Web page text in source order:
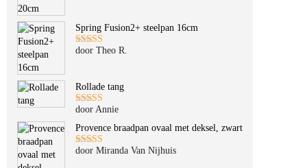
Spring Fusion2+ steelpan 16cm
Gewaardeerd
door Theo R.
Rollade tang
Gewaardeerd
door Annie
Provence braadpan ovaal met deksel, zwart
Gewaardeerd
door Miranda Van Nijhuis